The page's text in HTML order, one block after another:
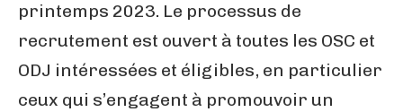
printemps 2023. Le processus de
recrutement est ouvert à toutes les OSC et
ODJ intéressées et éligibles, en particulier
ceux qui s’engagent à promouvoir un